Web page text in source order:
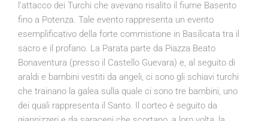
l’attacco dei Turchi che avevano risalito il fiume Basento
fino a Potenza. Tale evento rappresenta un evento
esemplificativo della forte commistione in Basilicata tra il
sacro e il profano. La Parata parte da Piazza Beato
Bonaventura (presso il Castello Guevara) e, al seguito di
araldi e bambini vestiti da angeli, ci sono gli schiavi turchi
che trainano la galea sulla quale ci sono tre bambini, uno
dei quali rappresenta il Santo. Il corteo è seguito da